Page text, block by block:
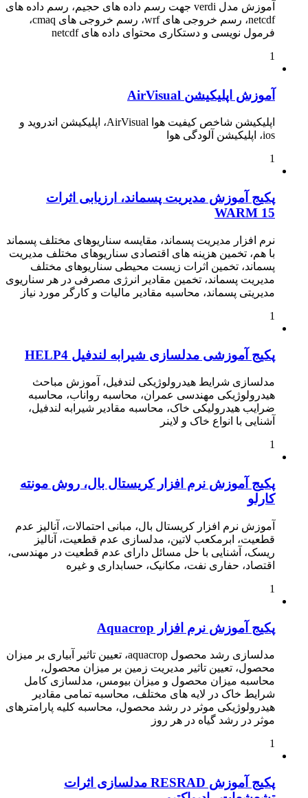
آموزش مدل verdi جهت رسم داده های حجیم، رسم داده های
netcdf، رسم خروجی های wrf، رسم خروجی های cmaq،
فرمول نویسی و دستکاری محتوای داده های netcdf
1
آموزش اپلیکیشن AirVisual
اپلیکیشن شاخص کیفیت هوا AirVisual، اپلیکیشن اندروید و
ios، اپلیکیشن آلودگی هوا
1
پکیج آموزش مدیریت پسماند، ارزیابی اثرات
WARM 15
نرم افزار مدیریت پسماند، مقایسه سناریوهای مختلف پسماند
با هم، تخمین هزینه های اقتصادی سناریوهای مختلف مدیریت
پسماند، تخمین اثرات زیست محیطی سناریوهای مختلف
مدیریت پسماند، تخمین مقادیر انرژی مصرفی در هر سناریوی
مدیریتی پسماند، محاسبه مقادیر مالیات و کارگر مورد نیاز
1
پکیج آموزشی مدلسازی شیرابه لندفیل HELP4
مدلسازی شرایط هیدرولوژیکی لندفیل، آموزش مباحث
هیدرولوژیکی مهندسی عمران، محاسبه رواناب، محاسبه
ضرایب هیدرولیکی خاک، محاسبه مقادیر شیرابه لندفیل،
آشنایی با انواع خاک و لاینر
1
پکیج آموزش نرم افزار کریستال بال، روش مونته
کارلو
آموزش نرم افزار کریستال بال، مبانی احتمالات، آنالیز عدم
قطعیت، ابرمکعب لاتین، مدلسازی عدم قطعیت، آنالیز
ریسک، آشنایی با حل مسائل دارای عدم قطعیت در مهندسی،
اقتصاد، حفاری نفت، مکانیک، حسابداری و غیره
1
پکیج آموزش نرم افزار Aquacrop
مدلسازی رشد محصول aquacrop، تعیین تاثیر آبیاری بر میزان
محصول، تعیین تاثیر مدیریت زمین بر میزان محصول،
محاسبه میزان محصول و میزان بیومس، مدلسازی کامل
شرایط خاک در لایه های مختلف، محاسبه تمامی مقادیر
هیدرولوژیکی موثر در رشد محصول، محاسبه کلیه پارامترهای
موثر در رشد گیاه در هر روز
1
پکیج آموزش RESRAD مدلسازی اثرات